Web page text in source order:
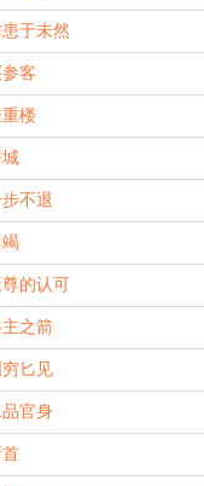
于未然
客
楼
城
不退
竭
的认可
主之箭
穷匕见
品官身
首